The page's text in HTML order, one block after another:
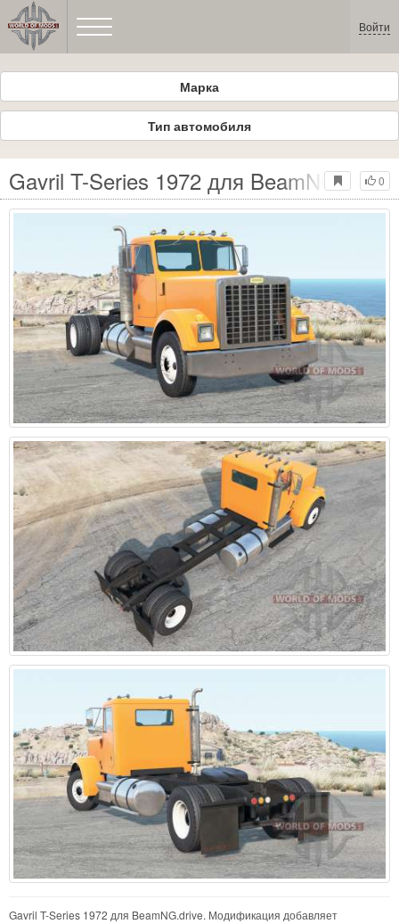
Войти
Марка
Тип автомобиля
0
Gavril T-Series 1972 для BeamNG Drive
Gavril T-Series 1972 для BeamNG.drive. Модификация добавляет